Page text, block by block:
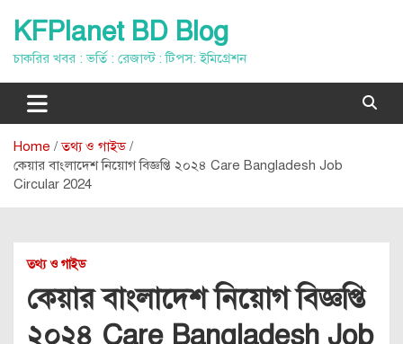
content
KFPlanet BD Blog
চাকরির খবর : ভর্তি : রেজাল্ট : টিপস: ইমিগ্রেশন
Home
তথ্য ও গাইড
কেয়ার বাংলাদেশ নিয়োগ বিজ্ঞপ্তি ২০২৪ Care Bangladesh Job
Circular 2024
তথ্য ও গাইড
কেয়ার বাংলাদেশ নিয়োগ বিজ্ঞপ্তি
২০২৪ Care Bangladesh Job